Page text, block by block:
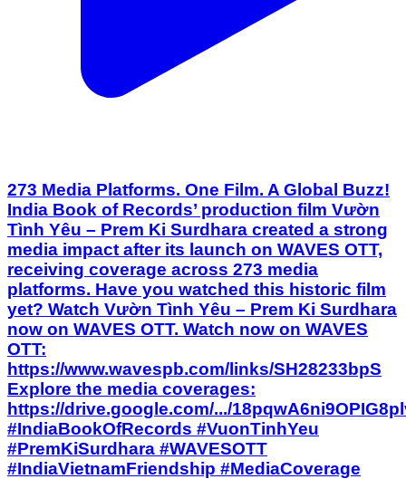
273 Media Platforms. One Film. A Global Buzz!
India Book of Records’ production film Vườn
Tình Yêu – Prem Ki Surdhara created a strong
media impact after its launch on WAVES OTT,
receiving coverage across 273 media
platforms. Have you watched this historic film
yet? Watch Vườn Tình Yêu – Prem Ki Surdhara
now on WAVES OTT. Watch now on WAVES
OTT:
https://www.wavespb.com/links/SH28233bpS
Explore the media coverages:
https://drive.google.com/.../
#IndiaBookOfRecords #VuonTinhYeu
#PremKiSurdhara #WAVESOTT
#IndiaVietnamFriendship #MediaCoverage